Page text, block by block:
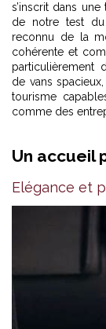
s’inscrit dans
de notre test
reconnu de la
cohérente et
particulièrement
de vans
tourisme
comme des
Un accueil
Elégance et